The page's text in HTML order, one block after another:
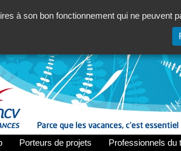
à son bon fonctionnement qui ne peuvent
Porteurs de projets Professionnels du